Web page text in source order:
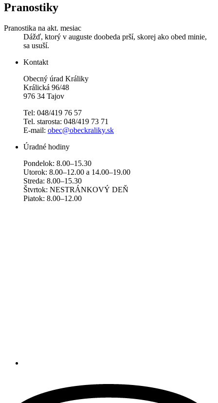
Pranostiky
Pranostika na akt. mesiac
Dážď, ktorý v auguste doobeda prší, skorej ako obed minie,
sa usuší.
Kontakt
Obecný úrad Králiky
Králická 96/48
976 34 Tajov
Tel: 048/419 76 57
Tel. starosta: 048/419 73 71
E-mail: obec@obeckraliky.sk
Úradné hodiny
Pondelok: 8.00–15.30
Utorok: 8.00–12.00 a 14.00–19.00
Streda: 8.00–15.30
Štvrtok: NESTRÁNKOVÝ DEŇ
Piatok: 8.00–12.00